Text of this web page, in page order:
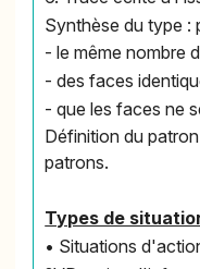
Synthèse du type :
- le même nombre
- des faces
- que les faces ne
Définition du
patrons.
Types de
• Situations